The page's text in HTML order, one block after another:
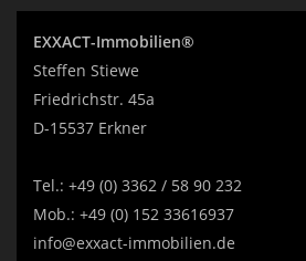
EXXACT-Immobilien®
Steffen Stiewe
Friedrichstr. 45a
D-15537 Erkner
Tel.: +49 (0) 3362 / 58 90 232
Mob.: +49 (0) 152 33616937
info@exxact-immobilien.de